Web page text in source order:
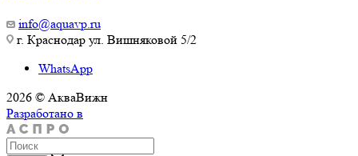
info@aquavp.ru
г. Краснодар ул. Вишняковой 5/2
WhatsApp
2026 © АкваВижн
Разработано в